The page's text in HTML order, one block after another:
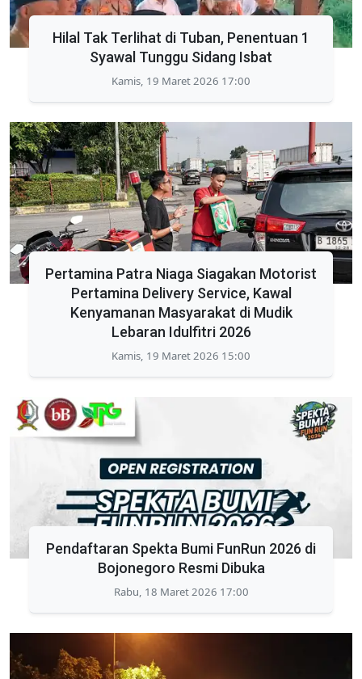
Hilal Tak Terlihat di Tuban, Penentuan 1
Syawal Tunggu Sidang Isbat
Kamis, 19 Maret 2026 17:00
Pertamina Patra Niaga Siagakan Motorist
Pertamina Delivery Service, Kawal
Kenyamanan Masyarakat di Mudik
Lebaran Idulfitri 2026
Kamis, 19 Maret 2026 15:00
Pendaftaran Spekta Bumi FunRun 2026 di
Bojonegoro Resmi Dibuka
Rabu, 18 Maret 2026 17:00